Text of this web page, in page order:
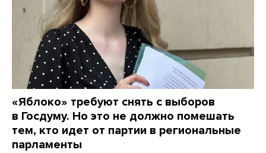
«Яблоко» требуют снять с выборов
в Госдуму. Но это не должно помешать
тем, кто идет от партии в региональные
парламенты